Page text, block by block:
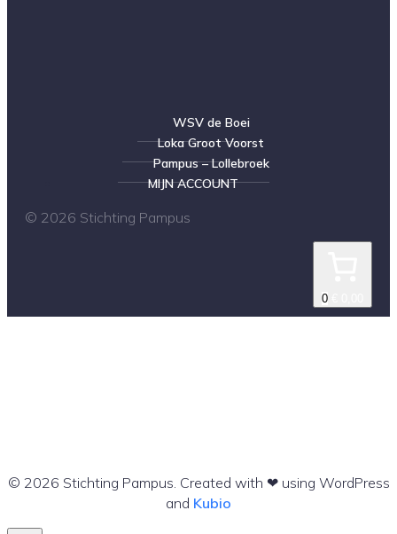
WSV de Boei
Loka Groot Voorst
Pampus – Lollebroek
MIJN ACCOUNT
© 2026 Stichting Pampus
0
© 2026 Stichting Pampus. Created with ❤ using WordPress
and Kubio